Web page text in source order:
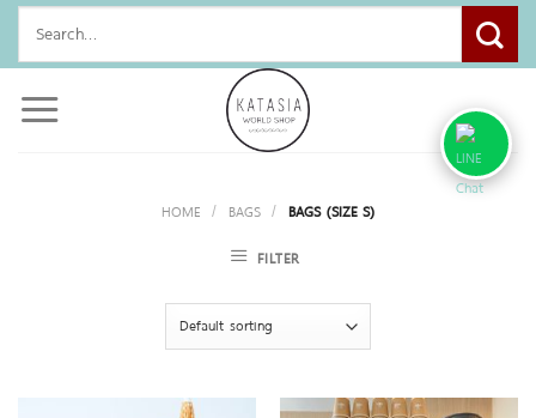
Skip
content
HOME / BAGS / BAGS (SIZE S)
FILTER